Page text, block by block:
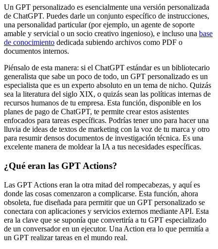
Un GPT personalizado es esencialmente una versión personalizada
de ChatGPT. Puedes darle un conjunto específico de instrucciones,
una personalidad particular (por ejemplo, un agente de soporte
amable y servicial o un socio creativo ingenioso), e incluso una base
de conocimiento dedicada subiendo archivos como PDF o
documentos internos.
Piénsalo de esta manera: si el ChatGPT estándar es un bibliotecario
generalista que sabe un poco de todo, un GPT personalizado es un
especialista que es un experto absoluto en un tema de nicho. Quizás
sea la literatura del siglo XIX, o quizás sean las políticas internas de
recursos humanos de tu empresa. Esta función, disponible en los
planes de pago de ChatGPT, te permite crear estos asistentes
enfocados para tareas específicas. Podrías tener uno para hacer una
lluvia de ideas de textos de marketing con la voz de tu marca y otro
para resumir densos documentos de investigación técnica. Es una
excelente manera de moldear la IA a tus necesidades específicas.
¿Qué eran las GPT Actions?
Las GPT Actions eran la otra mitad del rompecabezas, y aquí es
donde las cosas comenzaron a complicarse. Esta función, ahora
obsoleta, fue diseñada para permitir que un GPT personalizado se
conectara con aplicaciones y servicios externos mediante API. Esta
era la clave que se suponía que convertiría a tu GPT especializado
de un conversador en un ejecutor. Una Action era lo que permitía a
un GPT realizar tareas en el mundo real.